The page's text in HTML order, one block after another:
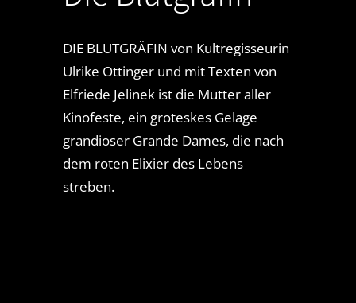
DIE BLUTGRÄFIN von Kultregisseurin
Ulrike Ottinger und mit Texten von
Elfriede Jelinek ist die Mutter aller
Kinofeste, ein groteskes Gelage
grandioser Grande Dames, die nach
dem roten Elixier des Lebens
streben.